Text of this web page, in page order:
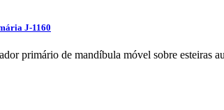
J-1160
primário de mandíbula móvel sobre esteiras